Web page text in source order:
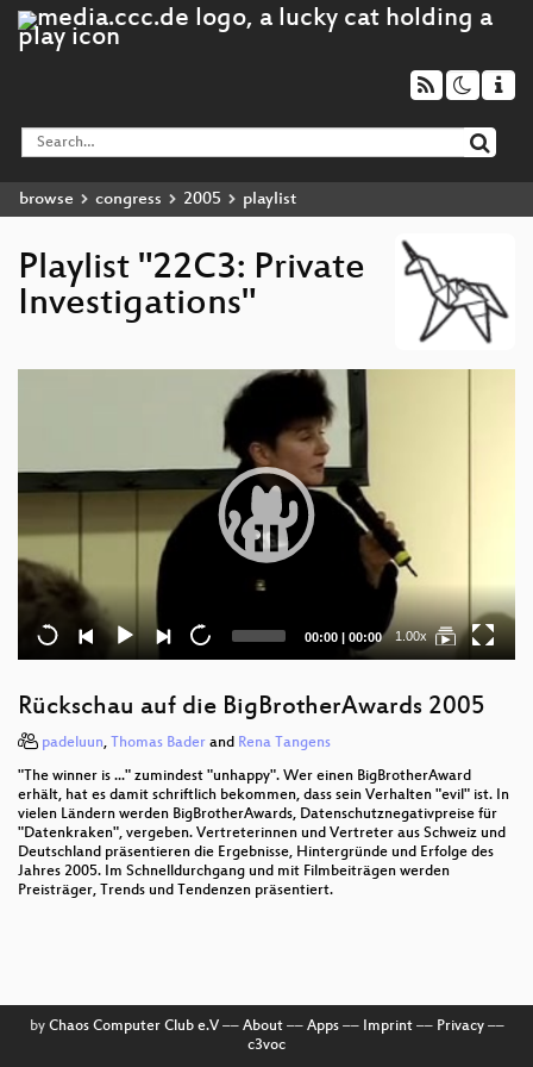
browse congress 2005 playlist
Playlist "22C3: Private
Investigations"
Current
00:00 | Total
duration
00:00 1.00x
Rückschau auf die BigBrotherAwards 2005
padeluun, Thomas Bader and Rena Tangens
"The winner is ..." zumindest "unhappy". Wer einen BigBrotherAward
erhält, hat es damit schriftlich bekommen, dass sein Verhalten "evil" ist. In
vielen Ländern werden BigBrotherAwards, Datenschutznegativpreise für
"Datenkraken", vergeben. Vertreterinnen und Vertreter aus Schweiz und
Deutschland präsentieren die Ergebnisse, Hintergründe und Erfolge des
Jahres 2005. Im Schnelldurchgang und mit Filmbeiträgen werden
Preisträger, Trends und Tendenzen präsentiert.
by Chaos Computer Club e.V–– About–– Apps–– Imprint–– Privacy––
c3voc